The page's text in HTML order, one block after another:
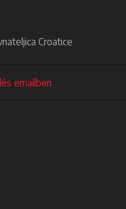
Croatice